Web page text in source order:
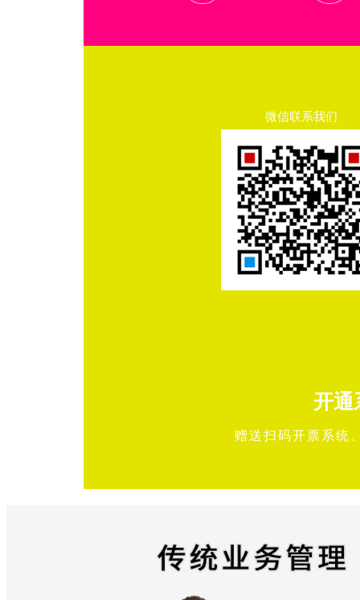
微信联系我们
开通
赠送扫码开票系统